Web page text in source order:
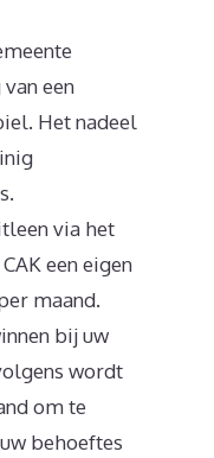
een
Het nadeel
via het
een eigen
maand.
bij uw
wordt
om te
behoeftes